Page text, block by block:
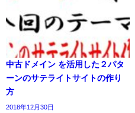
中古ドメイン を活用した２パタ
ーンのサテライトサイトの作り
方
2018年12月30日